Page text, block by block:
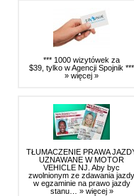
*** 1000 wizytówek za
$39, tylko w Agencji Spojnik ***
» więcej »
TŁUMACZENIE PRAWA
UZNAWANE W MOTOR
VEHICLE NJ. Aby byc
zwolnionym ze zdawania jazdy
w egzaminie na prawo jazdy
stanu… » więcej »